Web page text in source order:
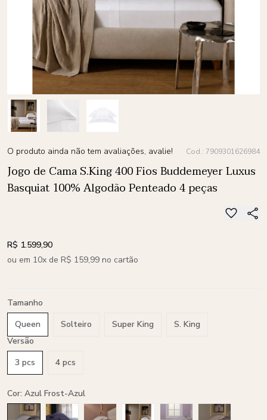
O produto ainda não tem avaliações, avalie! Cod.: 7909301626984
Jogo de Cama S.King 400 Fios Buddemeyer Luxus
Basquiat 100% Algodão Penteado 4 peças
R$ 1.599,90
ou em 10x de R$ 159,99 no cartão
Tamanho
Queen
Solteiro Super King
S. King
Versão
3 pcs
4 pcs
Cor: Azul Frost-Azul